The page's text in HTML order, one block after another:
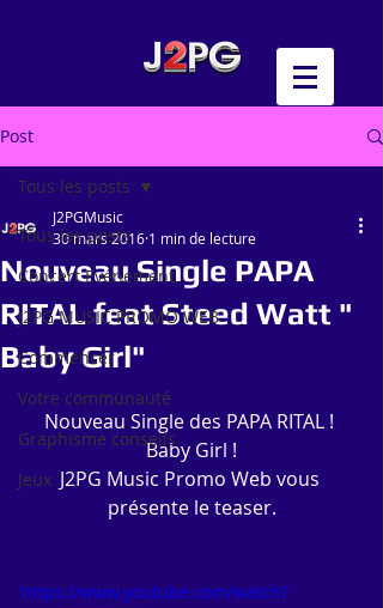
Post
Tous les posts
Concert Evénement
J2PG MUSIC PROMO WEB
Commencer
Votre communauté
Graphisme conseils
Jeux
Tous les posts
Nouveau Single PAPA
RITAL feat Steed Watt "
Baby Girl"
J2PGMusic
30 mars 2016 1 min de lecture
Nouveau Single des PAPA RITAL !
Baby Girl !
J2PG Music Promo Web vous
présente le teaser.
https://www.youtube.com/watch?